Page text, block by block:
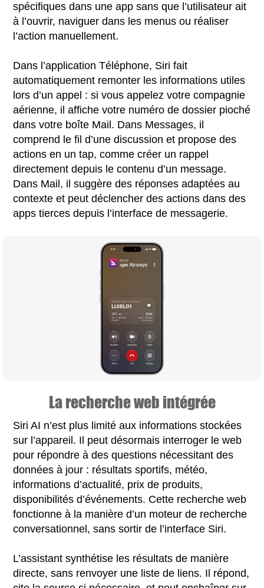
spécifiques dans une app sans que l’utilisateur ait
à l’ouvrir, naviguer dans les menus ou réaliser
l’action manuellement.
Dans l’application Téléphone, Siri fait
automatiquement remonter les informations utiles
lors d’un appel : si vous appelez votre compagnie
aérienne, il affiche votre numéro de dossier pioché
dans votre boîte Mail. Dans Messages, il
comprend le fil d’une discussion et propose des
actions en un tap, comme créer un rappel
directement depuis le contenu d’un message.
Dans Mail, il suggère des réponses adaptées au
contexte et peut déclencher des actions dans des
apps tierces depuis l’interface de messagerie.
La recherche web intégrée
Siri AI n’est plus limité aux informations stockées
sur l’appareil. Il peut désormais interroger le web
pour répondre à des questions nécessitant des
données à jour : résultats sportifs, météo,
informations d’actualité, prix de produits,
disponibilités d’événements. Cette recherche web
fonctionne à la manière d’un moteur de recherche
conversationnel, sans sortir de l’interface Siri.
L’assistant synthétise les résultats de manière
directe, sans renvoyer une liste de liens. Il répond,